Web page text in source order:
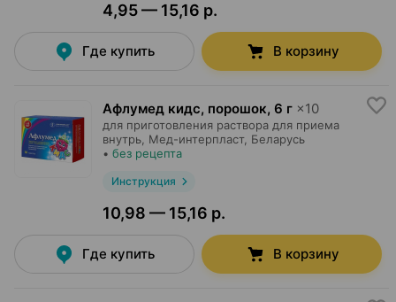
4,95 — 15,16 р.
Где купить В корзину
Афлумед кидс, порошок, 6 г ×10
для приготовления раствора для приема
внутрь, Мед-интерпласт, Беларусь
• без рецепта
Инструкция
10,98 — 15,16 р.
Где купить В корзину